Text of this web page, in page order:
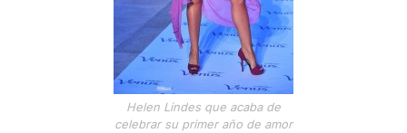
Helen Lindes que acaba de
celebrar su primer año de amor